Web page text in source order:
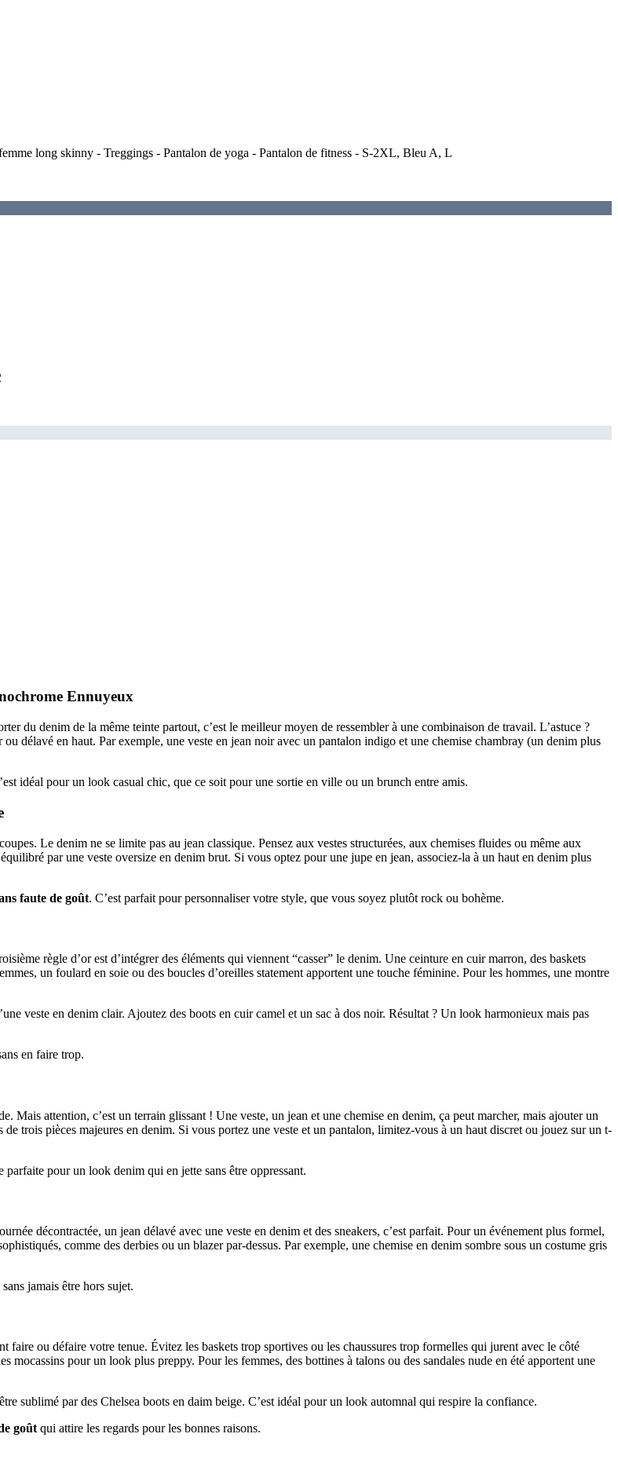
long skinny - Treggings - Pantalon de yoga - Pantalon de fitness - S-2XL, Bleu A, L
Ennuyeux
du denim de la même teinte partout, c’est le meilleur moyen de ressembler à une combinaison de travail. L’astuce ?
délavé en haut. Par exemple, une veste en jean noir avec un pantalon indigo et une chemise chambray (un denim plus
idéal pour un look casual chic, que ce soit pour une sortie en ville ou un brunch entre amis.
Le denim ne se limite pas au jean classique. Pensez aux vestes structurées, aux chemises fluides ou même aux
par une veste oversize en denim brut. Si vous optez pour une jupe en jean, associez-la à un haut en denim plus
faute de goût. C’est parfait pour personnaliser votre style, que vous soyez plutôt rock ou bohème.
règle d’or est d’intégrer des éléments qui viennent “casser” le denim. Une ceinture en cuir marron, des baskets
un foulard en soie ou des boucles d’oreilles statement apportent une touche féminine. Pour les hommes, une montre
veste en denim clair. Ajoutez des boots en cuir camel et un sac à dos noir. Résultat ? Un look harmonieux mais pas
en faire trop.
Mais attention, c’est un terrain glissant ! Une veste, un jean et une chemise en denim, ça peut marcher, mais ajouter un
trois pièces majeures en denim. Si vous portez une veste et un pantalon, limitez-vous à un haut discret ou jouez sur un t-
parfaite pour un look denim qui en jette sans être oppressant.
décontractée, un jean délavé avec une veste en denim et des sneakers, c’est parfait. Pour un événement plus formel,
comme des derbies ou un blazer par-dessus. Par exemple, une chemise en denim sombre sous un costume gris
jamais être hors sujet.
faire ou défaire votre tenue. Évitez les baskets trop sportives ou les chaussures trop formelles qui jurent avec le côté
mocassins pour un look plus preppy. Pour les femmes, des bottines à talons ou des sandales nude en été apportent une
sublimé par des Chelsea boots en daim beige. C’est idéal pour un look automnal qui respire la confiance.
goût qui attire les regards pour les bonnes raisons.